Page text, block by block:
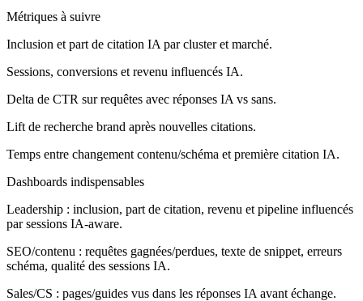
Métriques à suivre
Inclusion et part de citation IA par cluster et marché.
Sessions, conversions et revenu influencés IA.
Delta de CTR sur requêtes avec réponses IA vs sans.
Lift de recherche brand après nouvelles citations.
Temps entre changement contenu/schéma et première citation IA.
Dashboards indispensables
Leadership : inclusion, part de citation, revenu et pipeline influencés
par sessions IA-aware.
SEO/contenu : requêtes gagnées/perdues, texte de snippet, erreurs
schéma, qualité des sessions IA.
Sales/CS : pages/guides vus dans les réponses IA avant échange.